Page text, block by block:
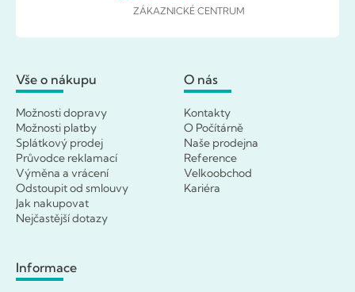
ZÁKAZNICKÉ CENTRUM
Vše o nákupu
Možnosti dopravy
Možnosti platby
Splátkový prodej
Průvodce reklamací
Výměna a vrácení
Odstoupit od smlouvy
Jak nakupovat
Nejčastější dotazy
O nás
Kontakty
O Počítárně
Naše prodejna
Reference
Velkoobchod
Kariéra
Informace